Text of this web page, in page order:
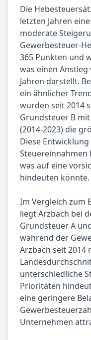
Die
letzten Jahren
moderate
Gewerbesteuer-
365 Punkten und
was einen Anstieg
Jahren darstellt.
ein ähnlicher
wurden seit 2014
Grundsteuer B
(2014-2023) die
Diese
Steuereinnahmen
was auf eine
hindeuten könnte.
Im Vergleich zum
liegt Arzbach bei
Grundsteuer A
während der
Arzbach seit 2014
unterschiedliche
Prioritäten
eine geringere
Unternehmen